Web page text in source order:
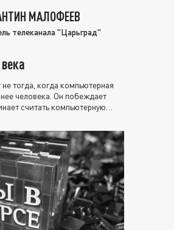
МАЛОФЕЕВ
телеканала "Царьград"
тогда, когда компьютерная
человека. Он побеждает
считать компьютерную